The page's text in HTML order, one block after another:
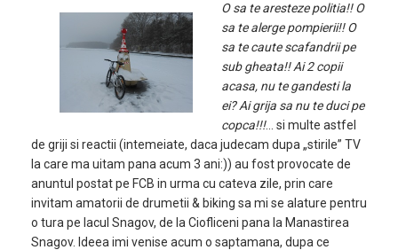
O sa te aresteze politia!! O
sa te alerge pompierii!! O
sa te caute scafandrii pe
sub gheata!! Ai 2 copii
acasa, nu te gandesti la
ei? Ai grija sa nu te duci pe
copca!!!… si multe astfel
de griji si reactii (intemeiate, daca judecam dupa „stirile” TV
la care ma uitam pana acum 3 ani:)) au fost provocate de
anuntul postat pe FCB in urma cu cateva zile, prin care
invitam amatorii de drumetii & biking sa mi se alature pentru
o tura pe lacul Snagov, de la Ciofliceni pana la Manastirea
Snagov. Ideea imi venise acum o saptamana, dupa ce